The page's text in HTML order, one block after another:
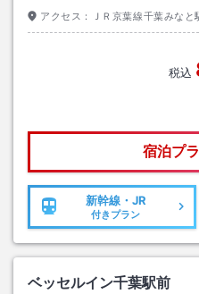
アクセス： ＪＲ京葉線千葉みな
税込
宿泊プ
新幹線・JR
付きプラン
ベッセルイン千葉駅前